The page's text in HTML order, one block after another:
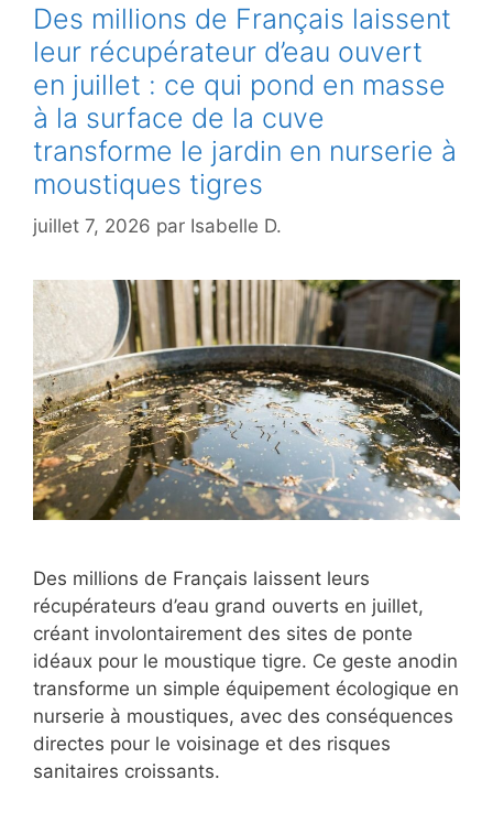
Des millions de Français laissent
leur récupérateur d’eau ouvert
en juillet : ce qui pond en masse
à la surface de la cuve
transforme le jardin en nurserie à
moustiques tigres
juillet 7, 2026 par Isabelle D.
Des millions de Français laissent leurs
récupérateurs d’eau grand ouverts en juillet,
créant involontairement des sites de ponte
idéaux pour le moustique tigre. Ce geste anodin
transforme un simple équipement écologique en
nurserie à moustiques, avec des conséquences
directes pour le voisinage et des risques
sanitaires croissants.